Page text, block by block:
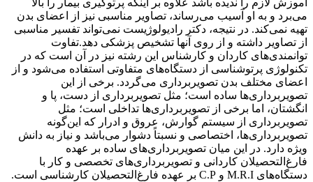
آموزش لازم را ندیده باشد علاوه بر اینکه پرتوگیری بیمار را بالا
می‌برد و به او آسیب می‌رساند، تصاویر مناسبی نیز از اعضای بدن
تهیه نمی‌کند. در نتیجه، دکتر رادیولوژیست نمی‌تواند تفسیر مناسبی
از تصاویر داشته و از روی آنها تشخیص پزشکی دهد.تفاوت
توانمندی‌های کاردان و کارشناس این رشته نیز در آن است که در
تکنولوژی پرتوشناسی از دستگاه‌های متفاوتی استفاده می‌شود و از
اعضای مختلف بدن تصویربرداری می‌گردد. برخی از این
تصویربرداری‌ها ساده است؛ مثل تصویربرداری از دست، پا و
انگشتان، اما برخی از تصویربرداری‌ها تداخلی است؛ مثل
تصویربرداری از سیستم‌ گوارش، عروق و ادرار که این‌گونه‌
تصویربرداری‌ها، اختصاصی و نسبتاً دشوار می‌باشد و نیاز به دانش
ویژه دارد. در این میان تصویربرداری‌های ساده بر عهده
فارغ‌التحصیلان کاردانی و تصویربرداری‌های تخصصی و کار با
دستگاه‌های M.R.I و C.P بر عهده فارغ‌التحصیلان کارشناسی است.